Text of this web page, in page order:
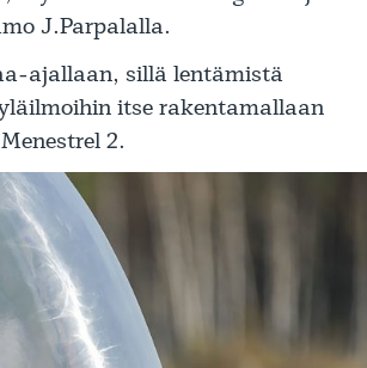
J.Parpalalla.
ajallaan, sillä lentämistä
itse rakentamallaan
2.